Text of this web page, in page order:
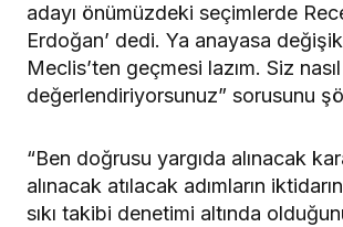
adayı önümüzdeki seçimlerde
Erdoğan’ dedi. Ya anayasa
Meclis’ten geçmesi lazım. Siz nasıl
değerlendiriyorsunuz” sorusunu
“Ben doğrusu yargıda alınacak
alınacak atılacak adımların
sıkı takibi denetimi altında